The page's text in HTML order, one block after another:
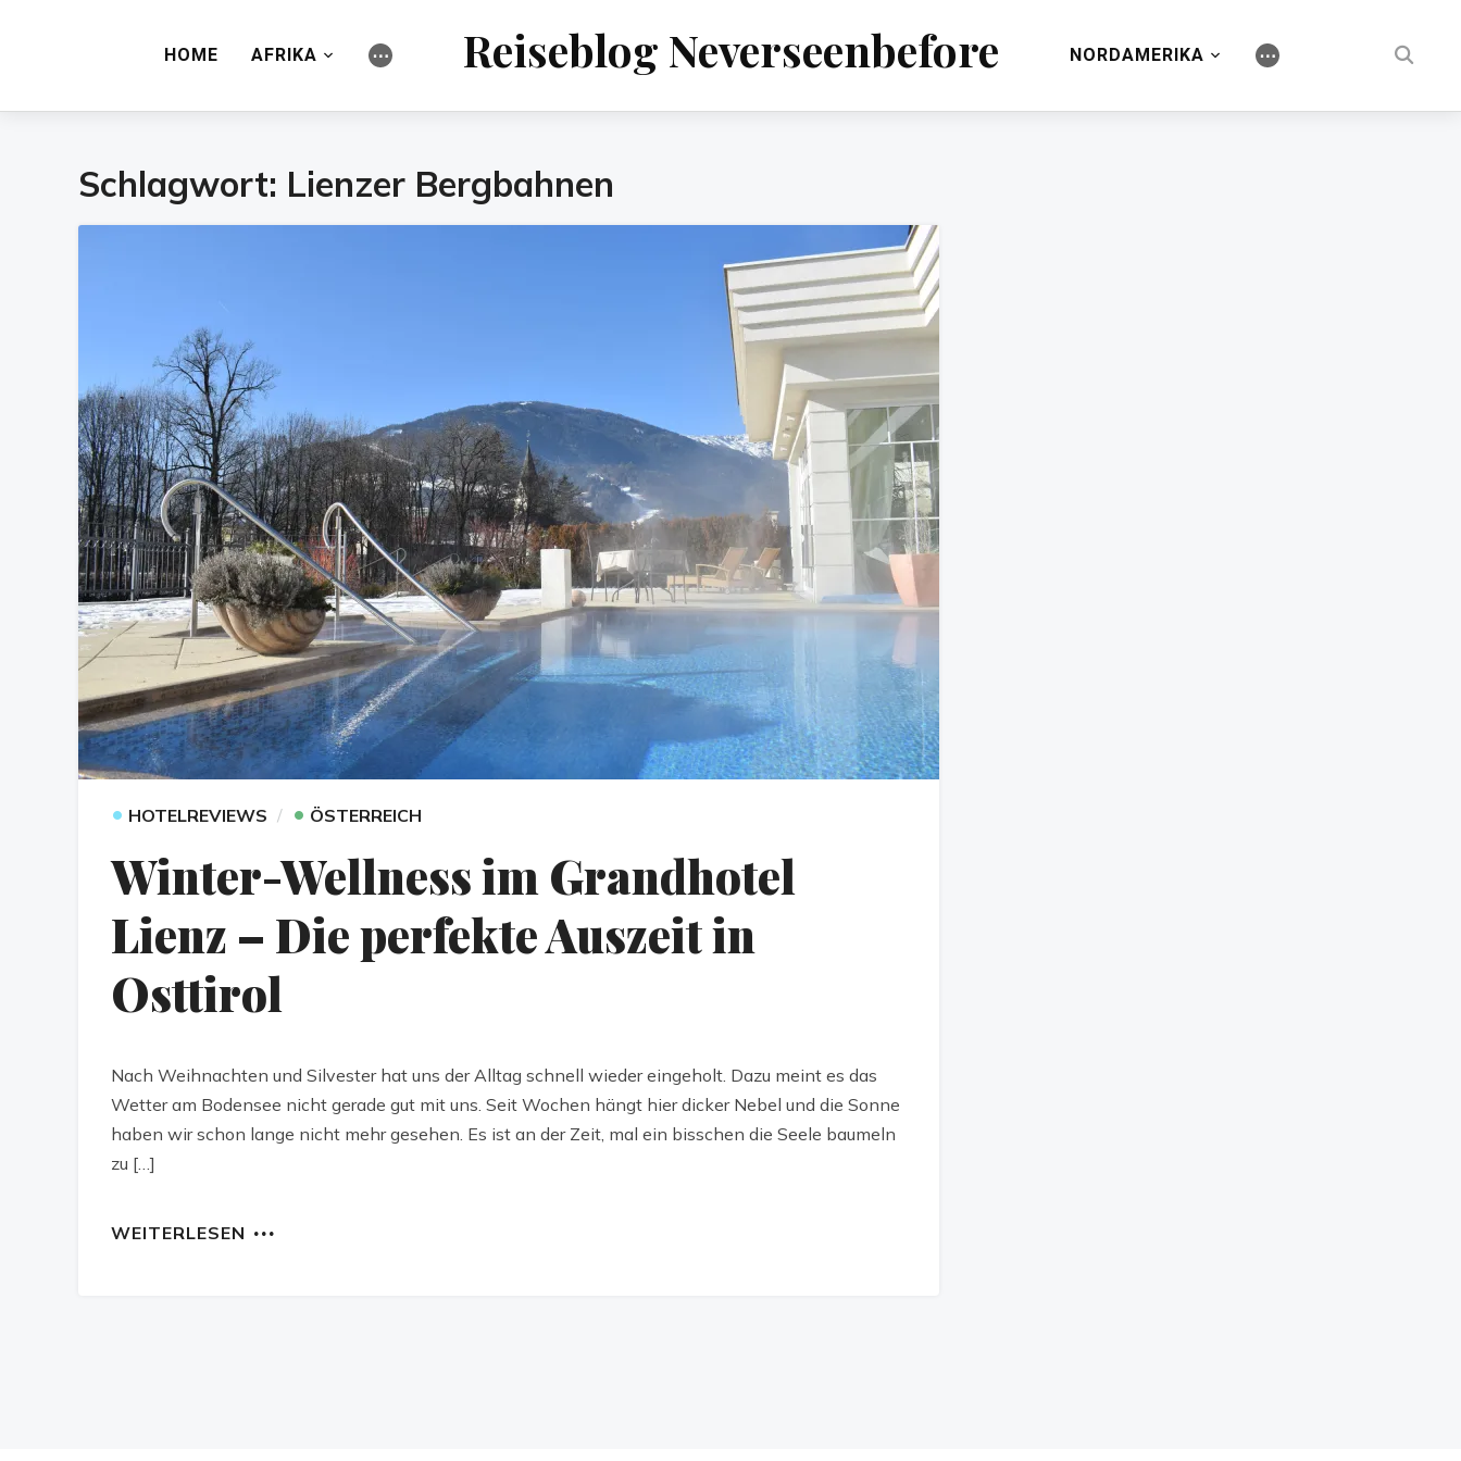
HOME AFRIKA ⋯ Reiseblog Neverseenbefore NORDAMERIKA ⋯
Schlagwort: Lienzer Bergbahnen
• HOTELREVIEWS • ÖSTERREICH
Winter-Wellness im Grandhotel
Lienz – Die perfekte Auszeit in
Osttirol
Nach Weihnachten und Silvester hat uns der Alltag schnell wieder eingeholt. Dazu meint es das
Wetter am Bodensee nicht gerade gut mit uns. Seit Wochen hängt hier dicker Nebel und die Sonne
haben wir schon lange nicht mehr gesehen. Es ist an der Zeit, mal ein bisschen die Seele baumeln
zu […]
WEITERLESEN